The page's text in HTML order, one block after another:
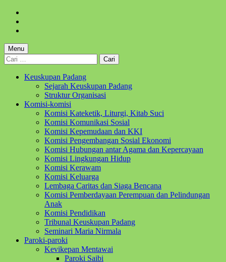
content
footer
Menu
Cari
untuk:
Keuskupan Padang
Sejarah Keuskupan Padang
Struktur Organisasi
Komisi-komisi
Komisi Kateketik, Liturgi, Kitab Suci
Komisi Komunikasi Sosial
Komisi Kepemudaan dan KKI
Komisi Pengembangan Sosial Ekonomi
Komisi Hubungan antar Agama dan Kepercayaan
Komisi Lingkungan Hidup
Komisi Kerawam
Komisi Keluarga
Lembaga Caritas dan Siaga Bencana
Komisi Pemberdayaan Perempuan dan Pelindungan
Anak
Komisi Pendidikan
Tribunal Keuskupan Padang
Seminari Maria Nirmala
Paroki-paroki
Kevikepan Mentawai
Paroki Saibi